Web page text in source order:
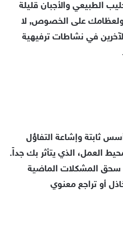
الطبيعي والأجبان قليلة
على الخصوص, لا
في نشاطات ترفيهية
ثابتة وإشاعة التفاؤل
العمل، الذي يتأثر بك جداً.
سحق المشكلات الماضية
أو تراجع معنوي